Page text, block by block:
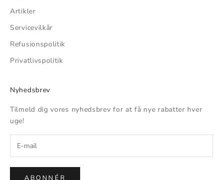
Artikler
Servicevilkår
Refusionspolitik
Privatlivspolitik
Nyhedsbrev
Tilmeld dig vores nyhedsbrev for at få nye rabatter hver
uge!
ABONNÉR